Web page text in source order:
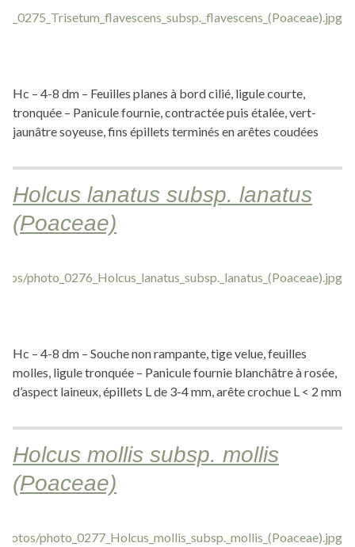
Hc – 4-8 dm – Feuilles planes à bord cilié, ligule courte,
tronquée – Panicule fournie, contractée puis étalée, vert-
jaunâtre soyeuse, fins épillets terminés en arêtes coudées
Holcus lanatus subsp. lanatus
(Poaceae)
Hc – 4-8 dm – Souche non rampante, tige velue, feuilles
molles, ligule tronquée – Panicule fournie blanchâtre à rosée,
d’aspect laineux, épillets L de 3-4 mm, arête crochue L < 2 mm
Holcus mollis subsp. mollis
(Poaceae)